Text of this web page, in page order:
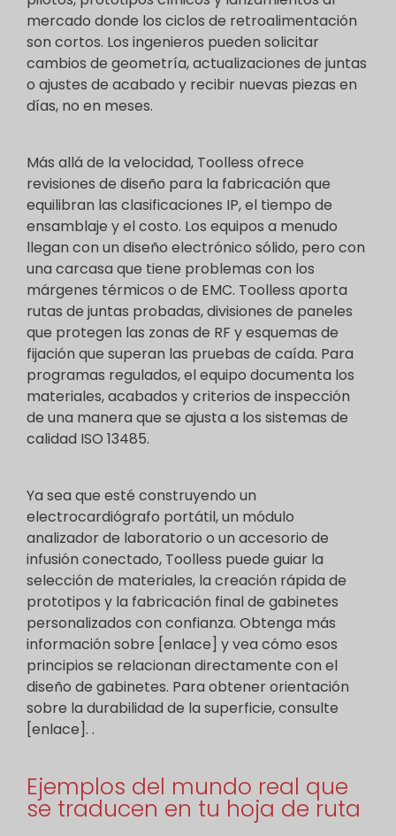
mercado donde los ciclos de retroalimentación
son cortos. Los ingenieros pueden solicitar
cambios de geometría, actualizaciones de juntas
o ajustes de acabado y recibir nuevas piezas en
días, no en meses.
Más allá de la velocidad, Toolless ofrece
revisiones de diseño para la fabricación que
equilibran las clasificaciones IP, el tiempo de
ensamblaje y el costo. Los equipos a menudo
llegan con un diseño electrónico sólido, pero con
una carcasa que tiene problemas con los
márgenes térmicos o de EMC. Toolless aporta
rutas de juntas probadas, divisiones de paneles
que protegen las zonas de RF y esquemas de
fijación que superan las pruebas de caída. Para
programas regulados, el equipo documenta los
materiales, acabados y criterios de inspección
de una manera que se ajusta a los sistemas de
calidad ISO 13485.
Ya sea que esté construyendo un
electrocardiógrafo portátil, un módulo
analizador de laboratorio o un accesorio de
infusión conectado, Toolless puede guiar la
selección de materiales, la creación rápida de
prototipos y la fabricación final de gabinetes
personalizados con confianza. Obtenga más
información sobre [enlace] y vea cómo esos
principios se relacionan directamente con el
diseño de gabinetes. Para obtener orientación
sobre la durabilidad de la superficie, consulte
[enlace]. .
Ejemplos del mundo real que
se traducen en tu hoja de ruta